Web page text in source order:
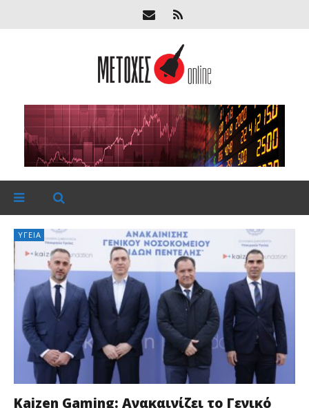
ΥΓΕΊΑ
Kaizen Gaming: Ανακαινίζει το Γενικό